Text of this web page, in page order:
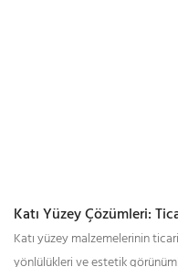
Katı Yüzey Çözümleri:
Yönlülük Ve Şıklık
Katı yüzey malzemelerinin